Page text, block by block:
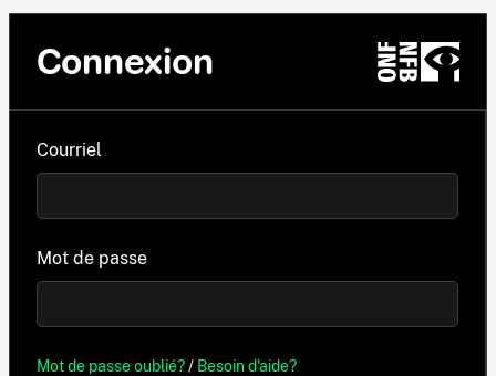
Connexion
Courriel
Mot de passe
Mot de passe oublié?/ Besoin d'aide?